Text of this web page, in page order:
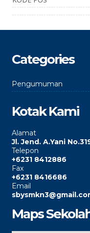
Categories
Pengumuman
Kotak Kami
Alamat
Jl. Jend. A.Yani
Telepon
+6231 8412886
Fax
+6231 8416686
Email
Maps